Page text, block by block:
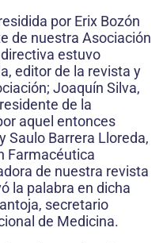
por Erix Bozón
de nuestra Asociación
estuvo
editor de la revista y
Joaquín Silva,
de la
aquel entonces
Saulo Barrera Lloreda,
Farmacéutica
de nuestra revista
la palabra en dicha
secretario
de Medicina.